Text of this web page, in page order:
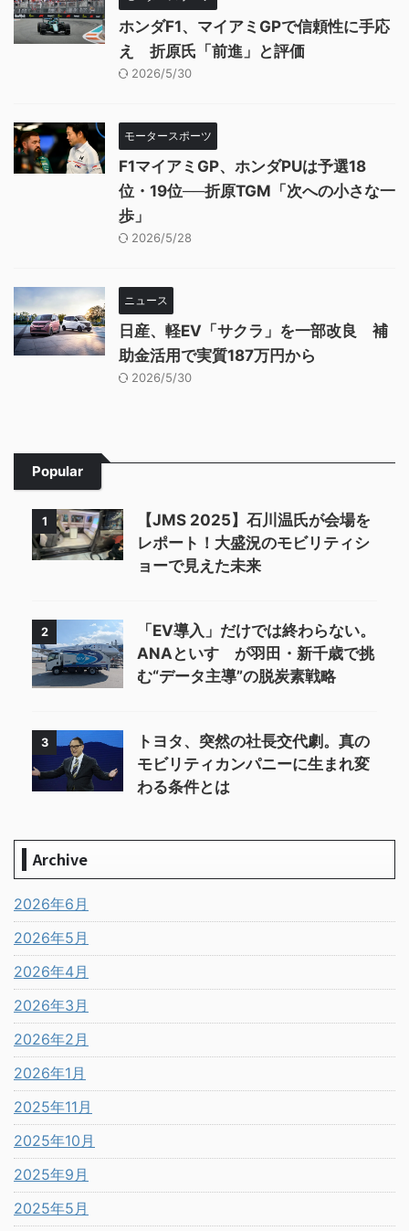
ホンダF1、マイアミGPで信頼性に手応
え 折原氏「前進」と評価
2026/5/30
モータースポーツ
F1マイアミGP、ホンダPUは予選18
位・19位──折原TGM「次への小さな一
歩」
2026/5/28
ニュース
日産、軽EV「サクラ」を一部改良 補
助金活用で実質187万円から
2026/5/30
Popular
1
【JMS 2025】石川温氏が会場を
レポート！大盛況のモビリティシ
ョーで見えた未来
2
「EV導入」だけでは終わらない。
ANAといすゞが羽田・新千歳で挑
む“データ主導”の脱炭素戦略
3
トヨタ、突然の社長交代劇。真の
モビリティカンパニーに生まれ変
わる条件とは
Archive
2026年6月
2026年5月
2026年4月
2026年3月
2026年2月
2026年1月
2025年11月
2025年10月
2025年9月
2025年5月